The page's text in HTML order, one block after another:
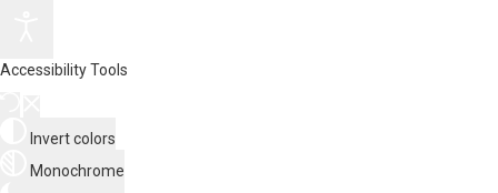
Accessibility Tools
Invert colors
Monochrome